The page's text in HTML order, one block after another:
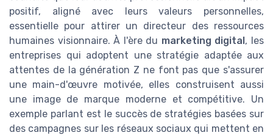
positif, aligné avec leurs valeurs personnelles,
essentielle pour attirer un directeur des ressources
humaines visionnaire. À l'ère du marketing digital, les
entreprises qui adoptent une stratégie adaptée aux
attentes de la génération Z ne font pas que s'assurer
une main-d'œuvre motivée, elles construisent aussi
une image de marque moderne et compétitive. Un
exemple parlant est le succès de stratégies basées sur
des campagnes sur les réseaux sociaux qui mettent en